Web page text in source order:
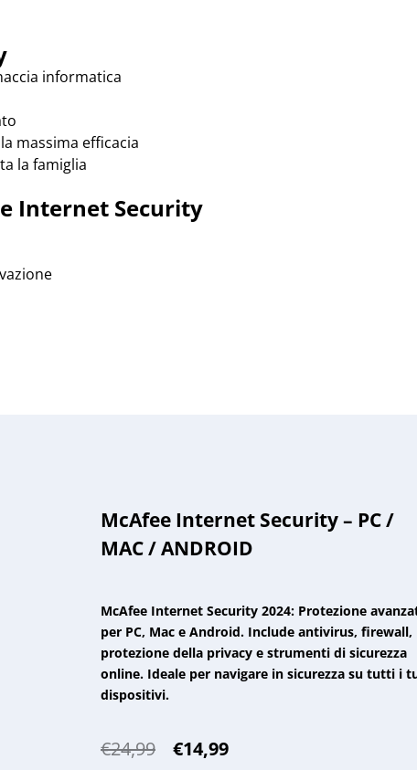
informatica
massima efficacia
la famiglia
Internet Security
McAfee Internet Security – PC /
MAC / ANDROID
McAfee Internet Security 2024: Protezione
per PC, Mac e Android. Include antivirus, firewall,
protezione della privacy e strumenti di sicurezza
online. Ideale per navigare in sicurezza su tutti i
dispositivi.
€24,99
Il
€14,99Il